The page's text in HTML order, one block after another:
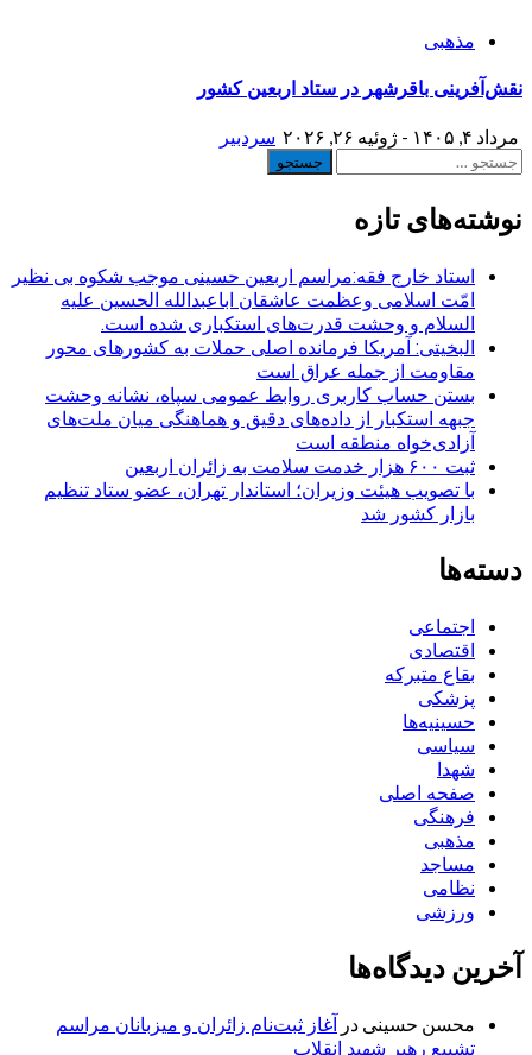
مذهبی
نقش‌آفرینی باقرشهر در ستاد اربعین کشور
مرداد ۴, ۱۴۰۵ - ژوئیه ۲۶, ۲۰۲۶
سردبیر
جستجو
نوشته‌های تازه
استاد خارج فقه:مراسم اربعین حسینی موجب شکوه بی نظیر
امّت اسلامی وعظمت عاشقان اباعبدالله الحسین علیه
السلام و وحشت قدرت‌های استکباری شده است.
البخیتی: آمریکا فرمانده اصلی حملات به کشورهای محور
مقاومت از جمله عراق است
بستن حساب کاربری روابط عمومی سپاه، نشانه‌ وحشت
جبهه استکبار از داده‌های دقیق و هماهنگی میان ملت‌های
آزادی‌خواه منطقه است
ثبت ۶۰۰ هزار خدمت سلامت به زائران اربعین
با تصویب هیئت وزیران؛ استاندار تهران، عضو ستاد تنظیم
بازار کشور شد
دسته‌ها
اجتماعی
اقتصادی
بقاع متبرکه
پزشکی
حسینیه‌ها
سیاسی
شهدا
صفحه اصلی
فرهنگی
مذهبی
مساجد
نظامی
ورزشی
آخرین دیدگاه‌ها
محسن حسینی در آغاز ثبت‌نام زائران و میزبانان مراسم
تشییع رهبر شهید انقلاب